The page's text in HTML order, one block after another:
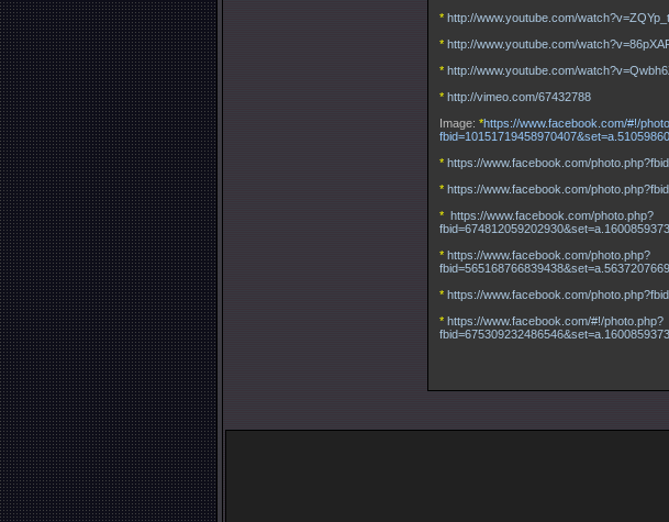
* http://www.youtube.com/
* http://www.youtube.com/
* http://www.youtube.com/
* http://vimeo.com/67432788
Image: *https://www.facebook.com/#!/
* https://www.facebook.com/
* https://www.facebook.com/
* https://www.facebook.com/photo.php?
* https://www.facebook.com/photo.php?
* https://www.facebook.com/
* https://www.facebook.com/#!/photo.php?